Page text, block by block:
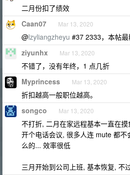
二月份扣了绩效
Caan07 Mar 13, 2020
@lzyliangzheyu #37 2333，本帖最
ziyunhx Mar 13, 2020
不错了，没有年终，1 点几折
Myprincess Mar 13, 2020
折扣越高一般职位越高。
songco Mar 13, 2020
不打折, 二月在家远程基本一直在摸
开个电话会议, 很多人连 mute 都
么的... 效率很低
三月开始到公司上班, 基本恢复, 不